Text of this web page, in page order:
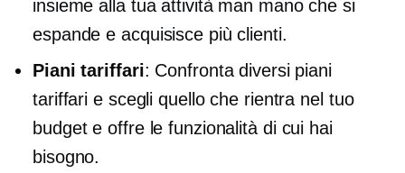
insieme alla tua attività man mano che si
espande e acquisisce più clienti.
Piani tariffari: Confronta diversi piani
tariffari e scegli quello che rientra nel tuo
budget e offre le funzionalità di cui hai
bisogno.